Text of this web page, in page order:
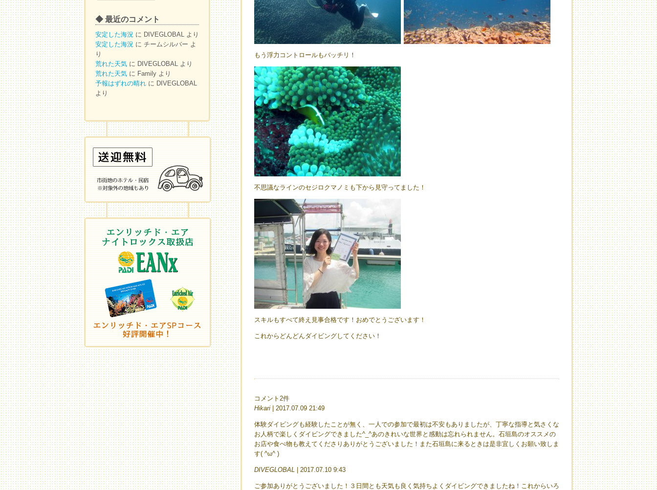
ア
カ
イ
ブ
◆ 最近のコメント
安定した海況 に DIVEGLOBAL より
安定した海況 に チームシルバー よ
り
荒れた天気 に DIVEGLOBAL より
荒れた天気 に Family より
予報はずれの晴れ に DIVEGLOBAL
より
もう浮力コントロールもバッチリ！
不思議なラインのセジロクマノミも下から見守ってました！
スキルもすべて終え見事合格です！おめでとうございます！
これからどんどんダイビングしてください！
コメント2件
Hikari | 2017.07.09 21:49
体験ダイビングも経験したことが無く、一人での参加で最初は不安もありましたが、丁寧な指導と気さくな
お人柄で楽しくダイビングできました^_^あのきれいな世界と感動は忘れられません。石垣島のオススメの
お店や食べ物も教えてくださりありがとうございました！また石垣島に来るときは是非宜しくお願い致しま
す( ^ω^ )
DIVEGLOBAL | 2017.07.10 9:43
ご参加ありがとうございました！３日間とも天気も良く気持ちよくダイビングできましたね！これからいろ